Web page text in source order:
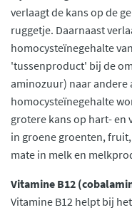
verlaagt de kans op de
ruggetje. Daarnaast
homocysteïnegehalte
'tussenproduct' bij de
aminozuur) naar andere
homocysteïnegehalte
grotere kans op hart- en
in groene groenten,
mate in melk en
Vitamine B12
Vitamine B12 helpt bij